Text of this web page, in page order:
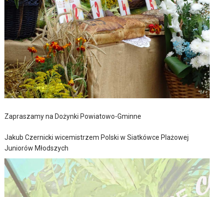
Zapraszamy na Dożynki Powiatowo-Gminne
Jakub Czernicki wicemistrzem Polski w Siatkówce Plażowej
Juniorów Młodszych